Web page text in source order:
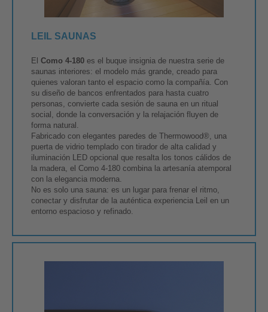
LEIL SAUNAS
El Como 4-180 es el buque insignia de nuestra serie de
saunas interiores: el modelo más grande, creado para
quienes valoran tanto el espacio como la compañía. Con
su diseño de bancos enfrentados para hasta cuatro
personas, convierte cada sesión de sauna en un ritual
social, donde la conversación y la relajación fluyen de
forma natural.
Fabricado con elegantes paredes de Thermowood®, una
puerta de vidrio templado con tirador de alta calidad y
iluminación LED opcional que resalta los tonos cálidos de
la madera, el Como 4-180 combina la artesanía atemporal
con la elegancia moderna.
No es solo una sauna: es un lugar para frenar el ritmo,
conectar y disfrutar de la auténtica experiencia Leil en un
entorno espacioso y refinado.